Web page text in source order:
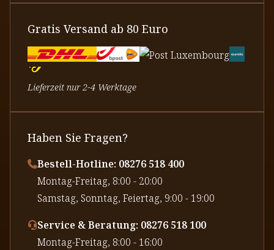
Gratis Versand ab 80 Euro
Lieferzeit nur 2-4 Werktage
Haben Sie Fragen?
Bestell-Hotline: 08276 518 400
⁠Montag-Freitag, 8:00 - 20:00
⁠Samstag, Sonntag, Feiertag, 9:00 - 19:00
Service & Beratung: 08276 518 100
⁠Montag-Freitag, 8:00 - 16:00